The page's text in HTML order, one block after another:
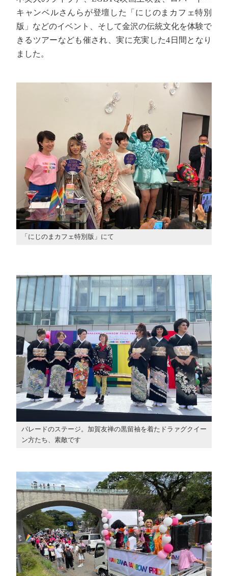
キャンベルさんらが登壇した「にじのまカフェ特別
版」などのイベント、そして金沢の伝統文化を体験で
きるツアーなども催され、実に充実した4日間となり
ました。
「にじのまカフェ特別版」にて
パレードのステージ。加賀友禅の黒留袖を着たドラァグクイー
ン方たち、素敵です